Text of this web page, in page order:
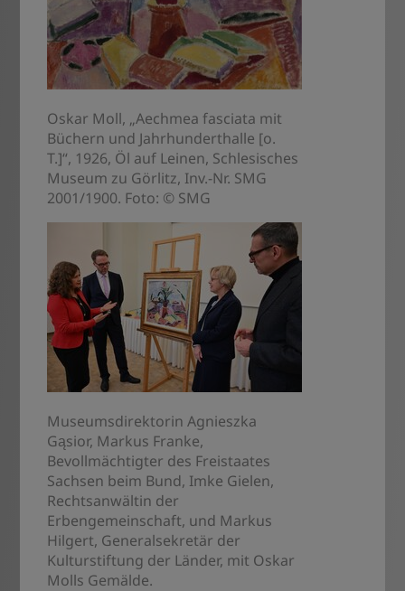
Oskar Moll, „Aechmea fasciata mit
Büchern und Jahrhunderthalle [o.
T.]“, 1926, Öl auf Leinen, Schlesisches
Museum zu Görlitz, Inv.-Nr. SMG
2001/1900. Foto: © SMG
Museumsdirektorin Agnieszka
Gąsior, Markus Franke,
Bevollmächtigter des Freistaates
Sachsen beim Bund, Imke Gielen,
Rechtsanwältin der
Erbengemeinschaft, und Markus
Hilgert, Generalsekretär der
Kulturstiftung der Länder, mit Oskar
Molls Gemälde.